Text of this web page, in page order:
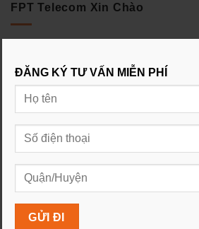
FPT Telecom Xin Chào
vụ quý khách
ĐĂNG KÝ TƯ VẤN MIỄN PHÍ